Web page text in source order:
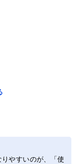
やすいのが、「使